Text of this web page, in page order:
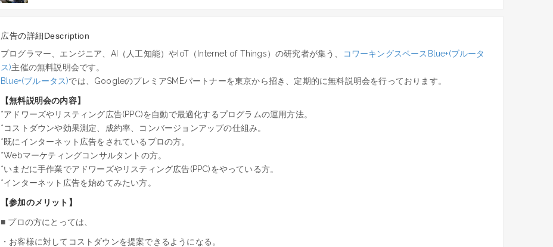
広告の詳細Description
プログラマー、エンジニア、AI（人工知能）やIoT（Internet of Things）の研究者が集う、
コワーキングスペースBlue+(ブルータ
ス)主催の無料説明会です。
Blue+(ブルータス)では、GoogleのプレミアSMEパートナーを東京から招き、定期的に無料説明会を行っております。
【無料説明会の内容】
*アドワーズやリスティング広告(PPC)を自動で最適化するプログラムの運用方法。
*コストダウンや効果測定、成約率、コンバージョンアップの仕組み。
*既にインターネット広告をされているプロの方。
*Webマーケティングコンサルタントの方。
*いまだに手作業でアドワーズやリスティング広告(PPC)をやっている方。
*インターネット広告を始めてみたい方。
【参加のメリット】
■ プロの方にとっては、
・お客様に対してコストダウンを提案できるようになる。